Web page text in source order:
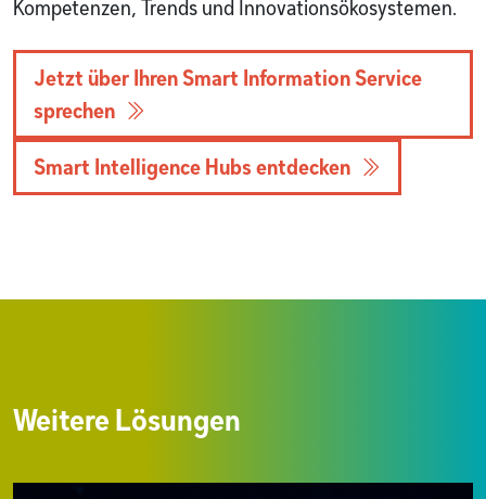
Kompetenzen, Trends und Innovationsökosystemen.
Jetzt über Ihren Smart Information Service
sprechen
Smart Intelligence Hubs entdecken
Weitere Lösungen